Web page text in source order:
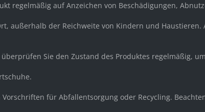
regelmäßig auf Anzeichen von Beschädigungen,
außerhalb der Reichweite von Kindern und
Sie den Zustand des Produktes regelmäßig,
für Abfallentsorgung oder Recycling.